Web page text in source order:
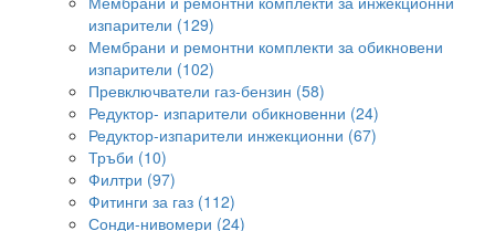
изпарители (129)
Мембрани и ремонтни комплекти за обикновени
изпарители (102)
Превключватели газ-бензин (58)
Редуктор- изпарители обикновенни (24)
Редуктор-изпарители инжекционни (67)
Тръби (10)
Филтри (97)
Фитинги за газ (112)
Сонди-нивомери (24)